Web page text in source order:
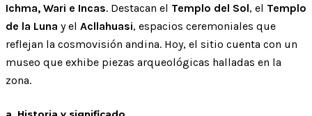
Ichma, Wari e Incas. Destacan el Templo del Sol, el Templo
de la Luna y el Acllahuasi, espacios ceremoniales que
reflejan la cosmovisión andina. Hoy, el sitio cuenta con un
museo que exhibe piezas arqueológicas halladas en la
zona.
a. Historia y significado